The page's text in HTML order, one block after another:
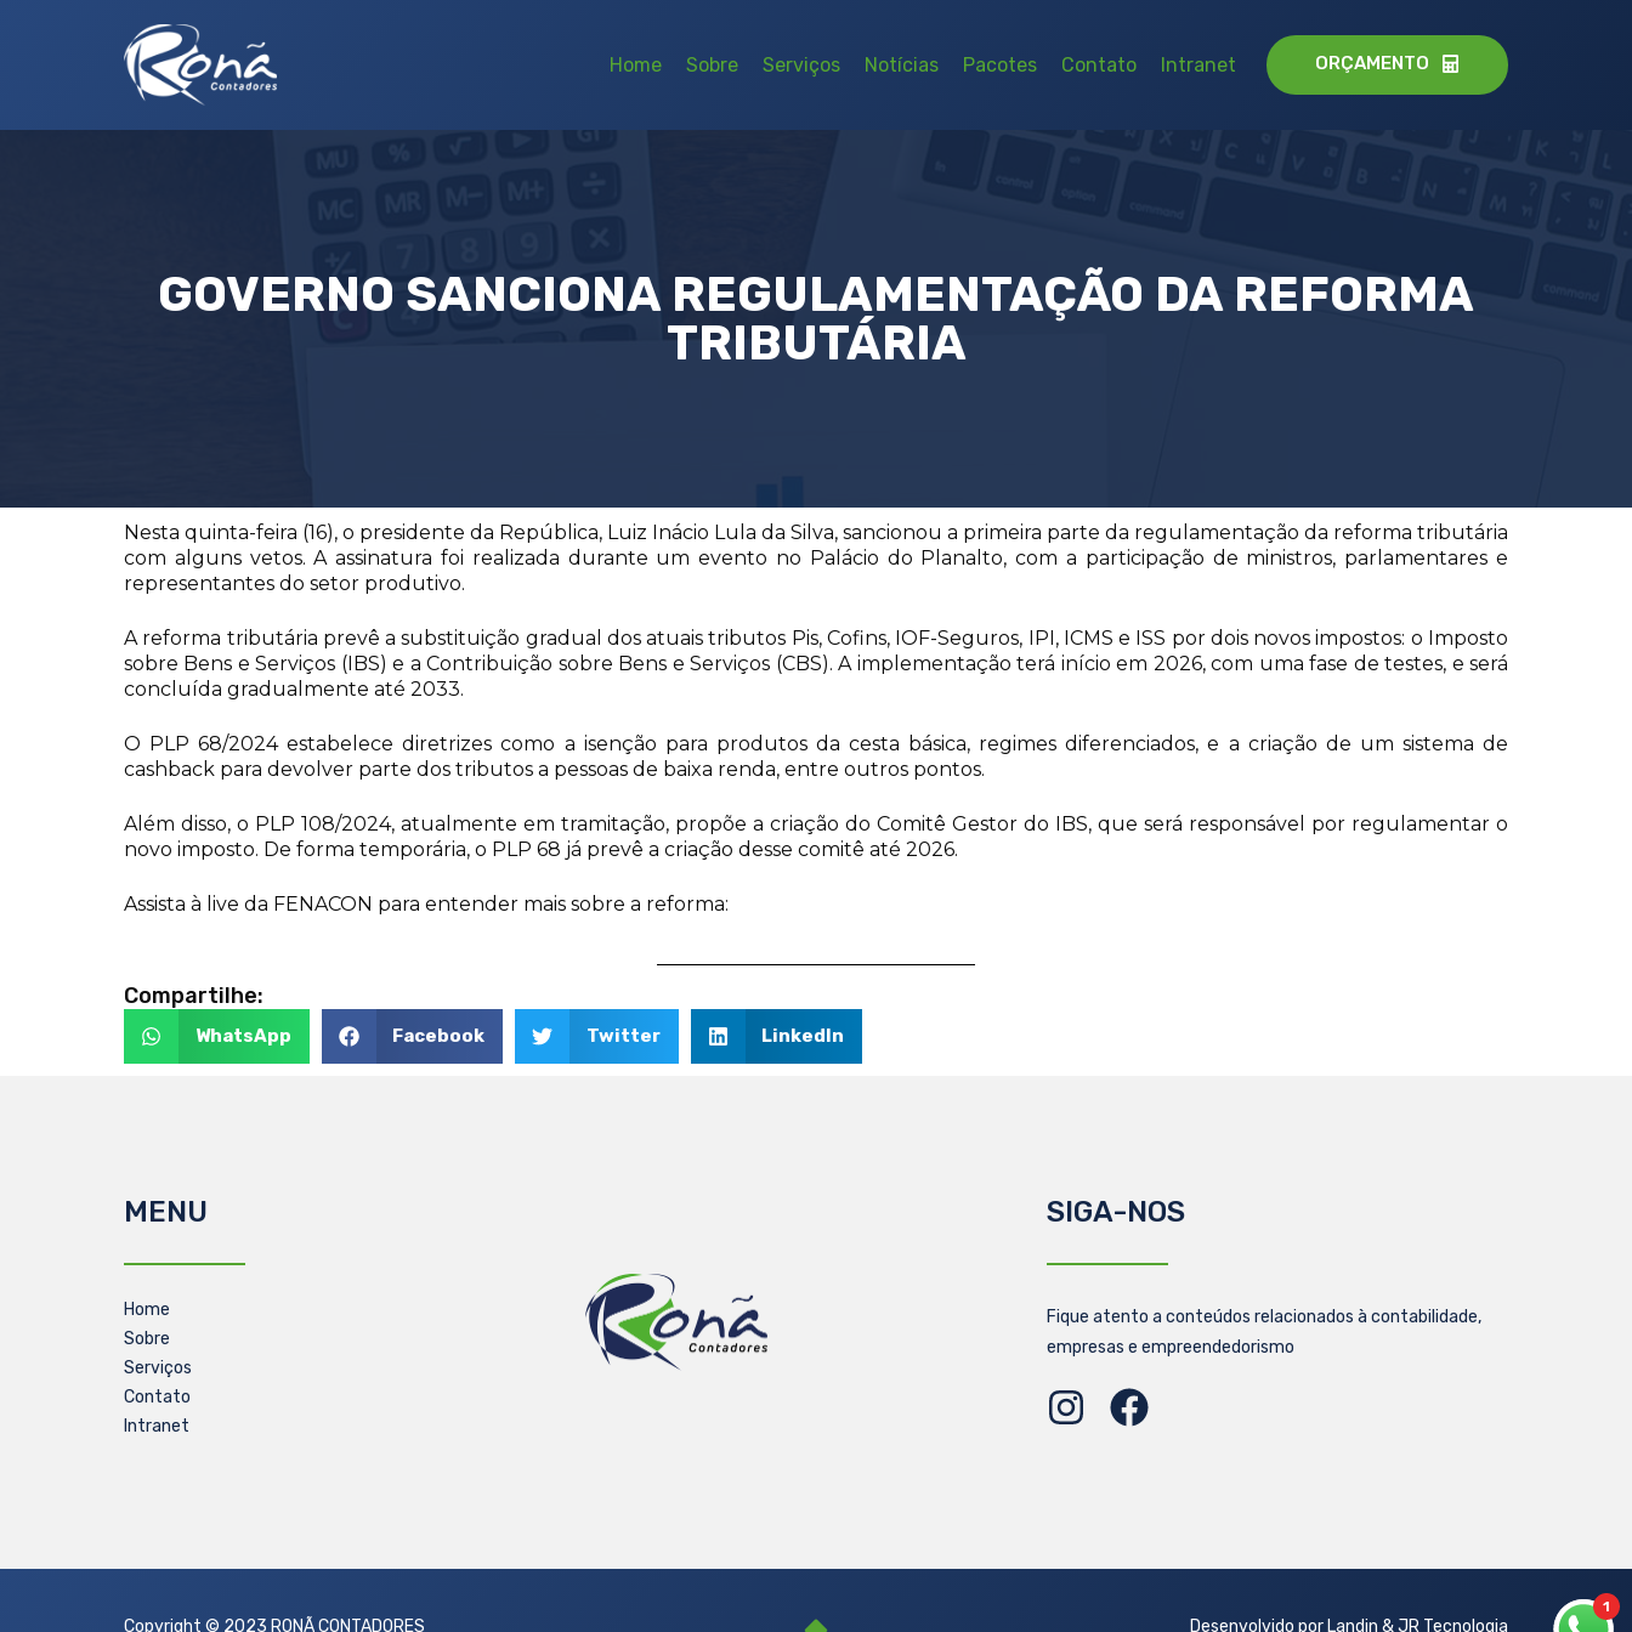
Home Sobre Serviços Notícias Pacotes Contato Intranet ORÇAMENTO
GOVERNO SANCIONA REGULAMENTAÇÃO DA REFORMA
TRIBUTÁRIA
Nesta quinta-feira (16), o presidente da República, Luiz Inácio Lula da Silva, sancionou a primeira parte da regulamentação da reforma tributária
com alguns vetos. A assinatura foi realizada durante um evento no Palácio do Planalto, com a participação de ministros, parlamentares e
representantes do setor produtivo.
A reforma tributária prevê a substituição gradual dos atuais tributos Pis, Cofins, IOF-Seguros, IPI, ICMS e ISS por dois novos impostos: o Imposto
sobre Bens e Serviços (IBS) e a Contribuição sobre Bens e Serviços (CBS). A implementação terá início em 2026, com uma fase de testes, e será
concluída gradualmente até 2033.
O PLP 68/2024 estabelece diretrizes como a isenção para produtos da cesta básica, regimes diferenciados, e a criação de um sistema de
cashback para devolver parte dos tributos a pessoas de baixa renda, entre outros pontos.
Além disso, o PLP 108/2024, atualmente em tramitação, propõe a criação do Comitê Gestor do IBS, que será responsável por regulamentar o
novo imposto. De forma temporária, o PLP 68 já prevê a criação desse comitê até 2026.
Assista à live da FENACON para entender mais sobre a reforma:
Compartilhe:
WhatsApp Facebook Twitter LinkedIn
MENU
Home
Sobre
Serviços
Contato
Intranet
SIGA-NOS
Fique atento a conteúdos relacionados à contabilidade,
empresas e empreendedorismo
Copyright © 2023 RONÃ CONTADORES Desenvolvido por Landin & JR Tecnologia
1